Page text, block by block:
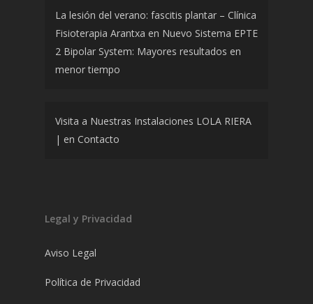
La lesión del verano: fascitis plantar – Clínica
Fisioterapia Arantxa en Nuevo Sistema EPTE
2 Bipolar System: Mayores resultados en
menor tiempo
Visita a Nuestras Instalaciones LOLA RIERA
| en Contacto
Legal y Privacidad
Aviso Legal
Política de Privacidad